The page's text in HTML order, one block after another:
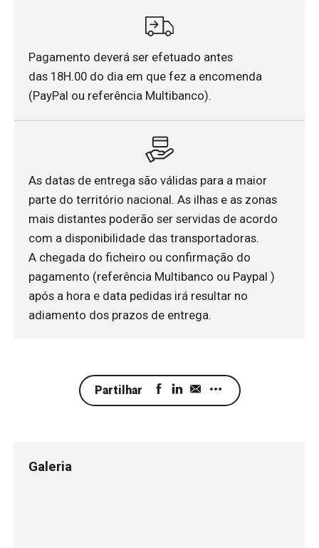
Pagamento deverá ser efetuado antes
das 18H.00 do dia em que fez a encomenda
(PayPal ou referência Multibanco).
As datas de entrega são válidas para a maior
parte do território nacional. As ilhas e as zonas
mais distantes poderão ser servidas de acordo
com a disponibilidade das transportadoras.
A chegada do ficheiro ou confirmação do
pagamento (referência Multibanco ou Paypal )
após a hora e data pedidas irá resultar no
adiamento dos prazos de entrega.
Partilhar
Galeria